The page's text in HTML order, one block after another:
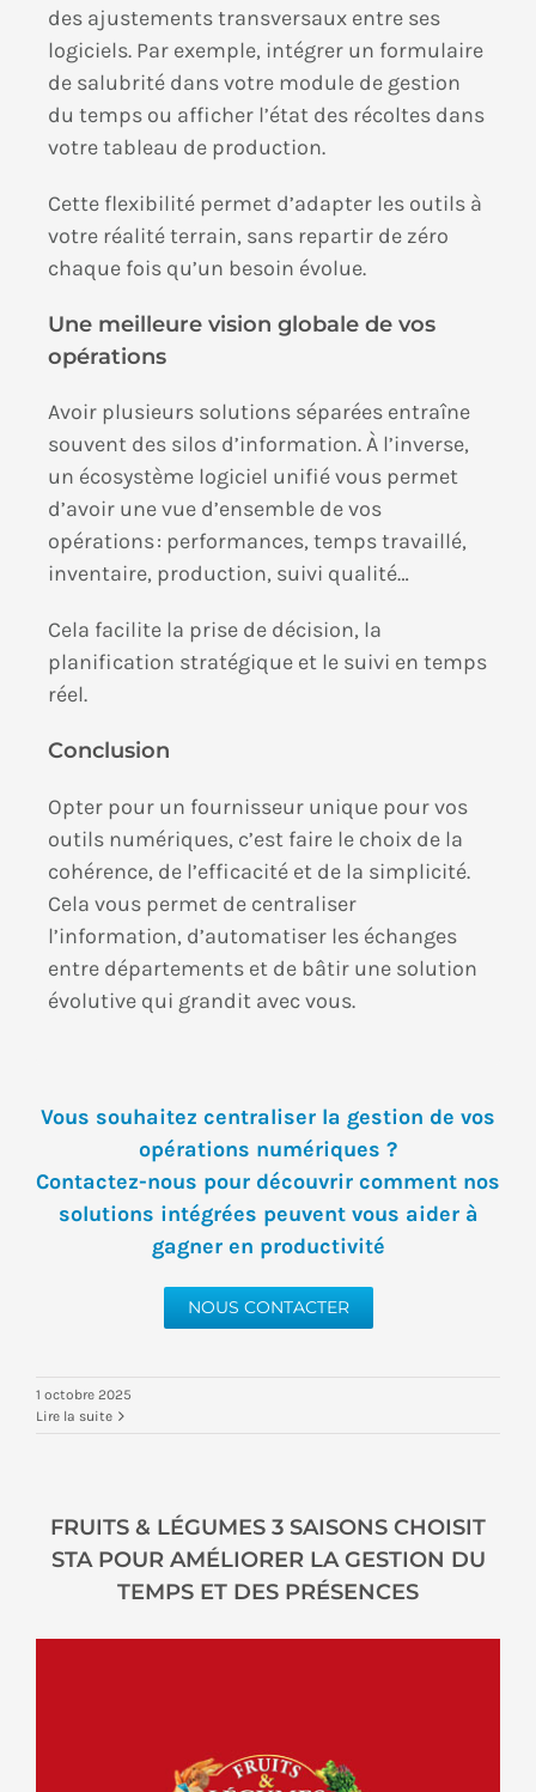
des ajustements transversaux entre ses
logiciels. Par exemple, intégrer un formulaire
de salubrité dans votre module de gestion
du temps ou afficher l’état des récoltes dans
votre tableau de production.
Cette flexibilité permet d’adapter les outils à
votre réalité terrain, sans repartir de zéro
chaque fois qu’un besoin évolue.
Une meilleure vision globale de vos
opérations
Avoir plusieurs solutions séparées entraîne
souvent des silos d’information. À l’inverse,
un écosystème logiciel unifié vous permet
d’avoir une vue d’ensemble de vos
opérations : performances, temps travaillé,
inventaire, production, suivi qualité…
Cela facilite la prise de décision, la
planification stratégique et le suivi en temps
réel.
Conclusion
Opter pour un fournisseur unique pour vos
outils numériques, c’est faire le choix de la
cohérence, de l’efficacité et de la simplicité.
Cela vous permet de centraliser
l’information, d’automatiser les échanges
entre départements et de bâtir une solution
évolutive qui grandit avec vous.
Vous souhaitez centraliser la gestion de vos
opérations numériques ?
Contactez-nous pour découvrir comment nos
solutions intégrées peuvent vous aider à
gagner en productivité
NOUS CONTACTER
1 octobre 2025
Lire la suite
FRUITS & LÉGUMES 3 SAISONS CHOISIT
STA POUR AMÉLIORER LA GESTION DU
TEMPS ET DES PRÉSENCES